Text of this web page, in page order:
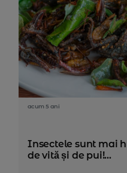
acum 5 ani
Insectele sunt mai
de vită și de pui!...